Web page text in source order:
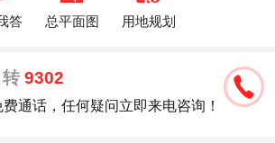
答 总平面图 用地规划
转 9302
通话，任何疑问立即来电咨询！